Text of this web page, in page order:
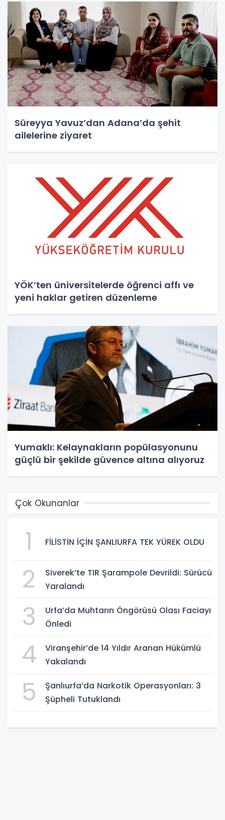
Süreyya Yavuz’dan Adana’da şehit
ailelerine ziyaret
YÖK’ten üniversitelerde öğrenci affı ve
yeni haklar getiren düzenleme
Yumaklı: Kelaynakların popülasyonunu
güçlü bir şekilde güvence altına alıyoruz
Çok Okunanlar
1 FİLİSTİN İÇİN ŞANLIURFA TEK YÜREK OLDU
2
Siverek’te TIR Şarampole Devrildi: Sürücü
Yaralandı
3
Urfa’da Muhtarın Öngörüsü Olası Faciayı
Önledi
4
Viranşehir’de 14 Yıldır Aranan Hükümlü
Yakalandı
5
Şanlıurfa’da Narkotik Operasyonları: 3
Şüpheli Tutuklandı